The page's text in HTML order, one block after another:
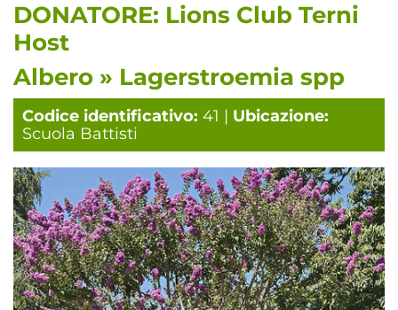
DONATORE: Lions Club Terni
Host
Albero » Lagerstroemia spp
Codice identificativo: 41 | Ubicazione:
Scuola Battisti